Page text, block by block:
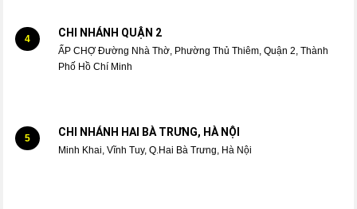
4 CHI NHÁNH QUẬN 2
ẤP CHỢ Đường Nhà Thờ, Phường Thủ Thiêm, Quận 2, Thành
Phố Hồ Chí Minh
5 CHI NHÁNH HAI BÀ TRƯNG, HÀ NỘI
Minh Khai, Vĩnh Tuy, Q.Hai Bà Trưng, Hà Nội